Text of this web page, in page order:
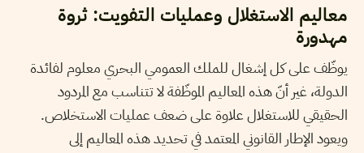
معاليم الاستغلال وعمليات التفويت: ثروة
مهدورة
يوظّف على كل إشغال للملك العمومي البحري معلوم لفائدة
الدولة، غير أنّ هذه المعاليم الموظّفة لا تتناسب مع المردود
الحقيقي للاستغلال علاوة على ضعف عمليات الاستخلاص.
ويعود الإطار القانوني المعتمد في تحديد هذه المعاليم إلى